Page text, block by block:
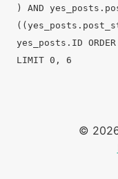
) AND
yes_posts.ID
LIMIT 0, 6
©